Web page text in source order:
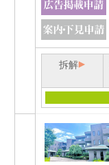
拆解